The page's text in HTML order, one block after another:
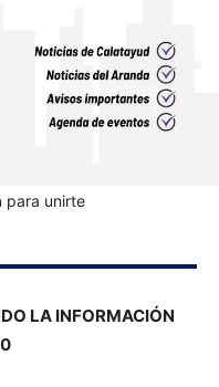
para unirte
LA INFORMACIÓN